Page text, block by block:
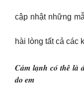
cập nhật những
hài lòng tất cả các
𝑪𝒂̉𝒎 𝒍𝒂̣𝒏𝒉 𝒄𝒐́ 𝒕𝒉𝒆̂̉ 𝒍𝒂̀
𝒅𝒐 𝒆𝒎